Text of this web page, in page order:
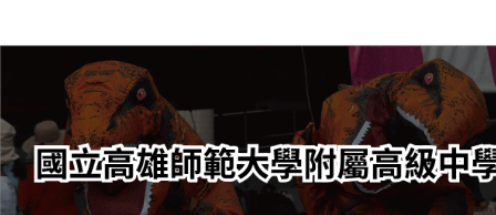
轉
要
內
容